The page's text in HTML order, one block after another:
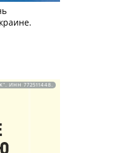
ИНН 772511448.